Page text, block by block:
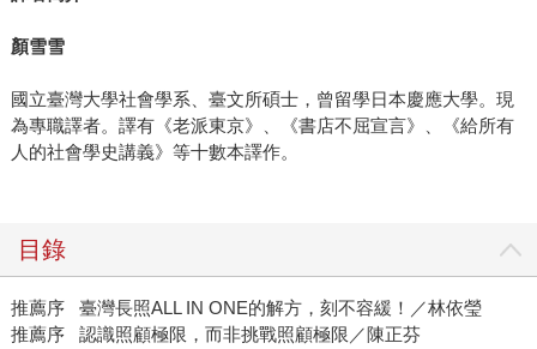
顏雪雪
國立臺灣大學社會學系、臺文所碩士，曾留學日本慶應大學。現
為專職譯者。譯有《老派東京》、《書店不屈宣言》、《給所有
人的社會學史講義》等十數本譯作。
目錄
推薦序 臺灣長照ALL IN ONE的解方，刻不容緩！／林依瑩
推薦序 認識照顧極限，而非挑戰照顧極限／陳正芬